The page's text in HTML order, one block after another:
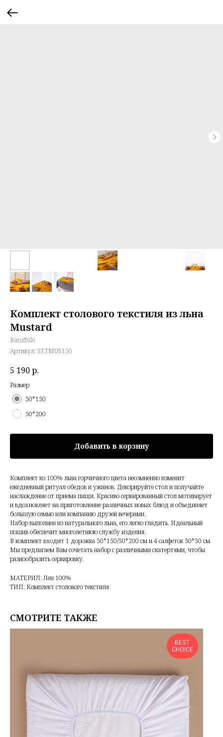
Комплект столового текстиля из льна
Mustard
Batuffolo
Артикул: SETMUS150
5 190р.
Размер
50*150
50*200
Добавить в корзину
Комплект из 100% льна горчичного цвета несомненно изменит
ежедневный ритуал обедов и ужинов. Декорируйте стол и получайте
наслаждение от приема пищи. Красиво сервированный стол мотивирует
и вдохновляет на приготовление различных новых блюд и объединяет
большую семью или компанию друзей вечерами.
Набор выполнен из натурального льна, его легко гладить. Идеальный
пошив обеспечит многолетнюю службу изделия.
В комплект входит 1 дорожка 50*150/50*200 см и 4 салфеток 50*50 см.
Мы предлагаем Вам сочетать набор с различными скатертями, чтобы
разнообразить сервировку.
МАТЕРИЛ: Лен 100%
ТИП: Комплект столового текстиля
СМОТРИТЕ ТАКЖЕ
BEST
CHOICE